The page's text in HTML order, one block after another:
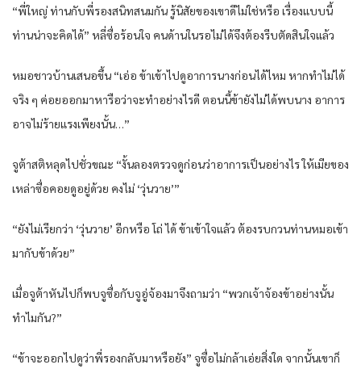
“พี่ใหญ่ ท่านกับพี่รองสนิทสนมกัน รู้นิสัยของเขาดีไม่ใช่หรือ เรื่องแบบนี้
ท่านน่าจะคิดได้” หลี่ซื่อร้อนใจ คนด้านในรอไม่ได้จึงต้องรีบตัดสินใจแล้ว
หมอชาวบ้านเสนอขึ้น “เอ่อ ข้าเข้าไปดูอาการนางก่อนได้ไหม หากทำไม่ได้
จริง ๆ ค่อยออกมาหารือว่าจะทำอย่างไรดี ตอนนี้ข้ายังไม่ได้พบนาง อาการ
อาจไม่ร้ายแรงเพียงนั้น…”
จูต้าสติหลุดไปชั่วขณะ “งั้นลองตรวจดูก่อนว่าอาการเป็นอย่างไร ให้เมียของ
เหล่าซื่อคอยดูอยู่ด้วย คงไม่ ‘วุ่นวาย’”
“ยังไม่เรียกว่า ‘วุ่นวาย’ อีกหรือ โถ่ ได้ ข้าเข้าใจแล้ว ต้องรบกวนท่านหมอเข้า
มากับข้าด้วย”
เมื่อจูต้าหันไปก็พบจูซื่อกับจูอู่จ้องมาจึงถามว่า “พวกเจ้าจ้องข้าอย่างนั้น
ทำไมกัน?”
“ข้าจะออกไปดูว่าพี่รองกลับมาหรือยัง” จูซื่อไม่กล้าเอ่ยสิ่งใด จากนั้นเขาก็